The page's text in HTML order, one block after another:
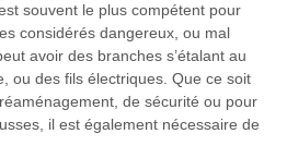
souvent le plus compétent pour
considérés dangereux, ou mal
avoir des branches s’étalant au
ou des fils électriques. Que ce soit
de sécurité ou pour
il est également nécessaire de